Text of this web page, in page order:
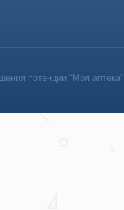
потенции “Моя